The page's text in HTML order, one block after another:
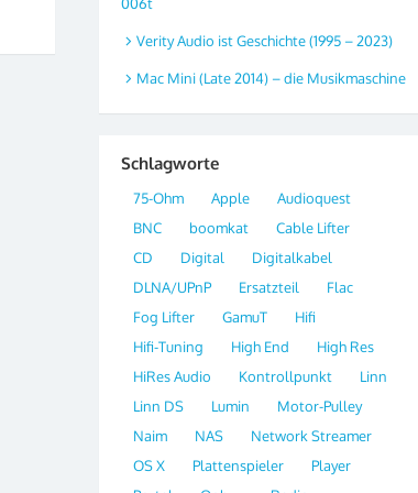
Verity Audio ist Geschichte (1995 – 2023)
Mac Mini (Late 2014) – die Musikmaschine
Schlagworte
75-Ohm Apple
Audioquest
BNC
boomkat
Cable Lifter
CD
Digital
Digitalkabel
DLNA/UPnP
Ersatzteil
Flac
Fog Lifter
GamuT
Hifi
Hifi-Tuning
High End
High Res
HiRes Audio
Kontrollpunkt
Linn
Linn DS
Lumin
Motor-Pulley
Naim
NAS
Network Streamer
OS X
Plattenspieler
Player